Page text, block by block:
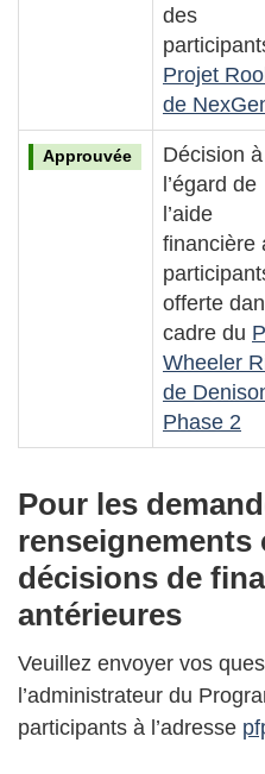
des
Projet
de
Approuvée
Décision à
l’égard de
l’aide
financière
offerte
cadre du
Wheeler
de
Phase 2
Pour les
renseignements
décisions de
antérieures
Veuillez envoyer vos
l’administrateur du
participants à l’adresse